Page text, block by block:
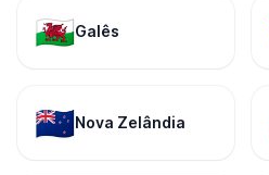
🏴󠁧󠁢󠁷󠁬󠁳󠁿Galês
🇳🇿Nova Zelândia